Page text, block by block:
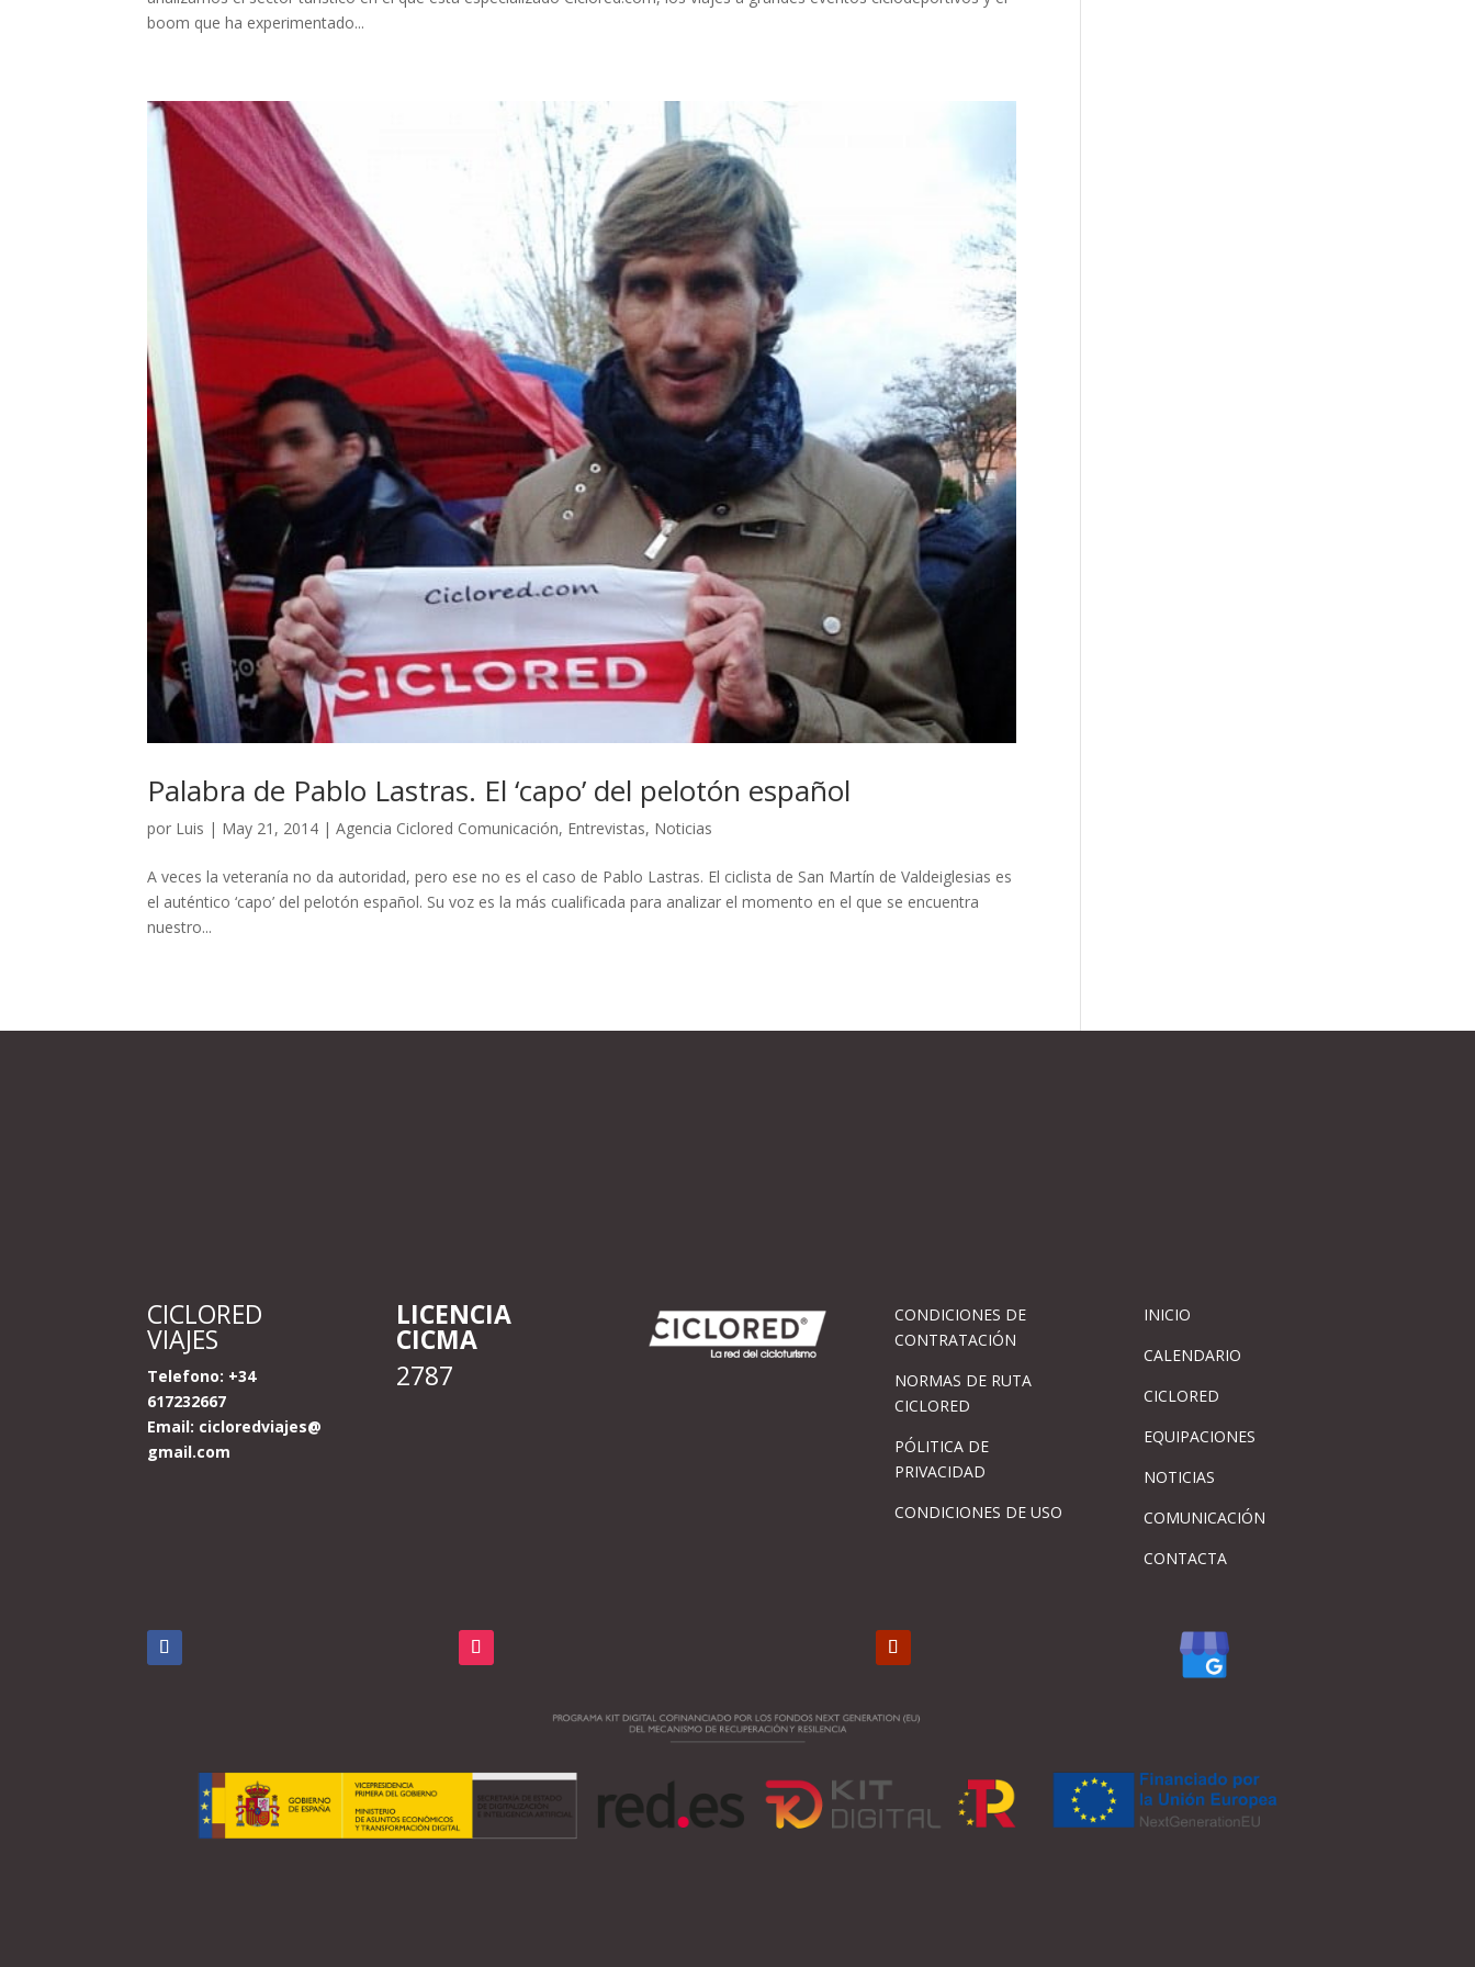
boom que ha experimentado...
Palabra de Pablo Lastras. El ‘capo’ del pelotón español
por Luis | May 21, 2014 |Agencia Ciclored Comunicación, Entrevistas, Noticias
A veces la veteranía no da autoridad, pero ese no es el caso de Pablo Lastras. El ciclista de San Martín de Valdeiglesias es
el auténtico ‘capo’ del pelotón español. Su voz es la más cualificada para analizar el momento en el que se encuentra
nuestro...
CICLORED
VIAJES
Telefono: +34
617232667
Email: cicloredviajes@
gmail.com
LICENCIA
CICMA
2787
CONDICIONES DE
CONTRATACIÓN
NORMAS DE RUTA
CICLORED
PÓLITICA DE
PRIVACIDAD
CONDICIONES DE USO
INICIO
CALENDARIO
CICLORED
EQUIPACIONES
NOTICIAS
COMUNICACIÓN
CONTACTA